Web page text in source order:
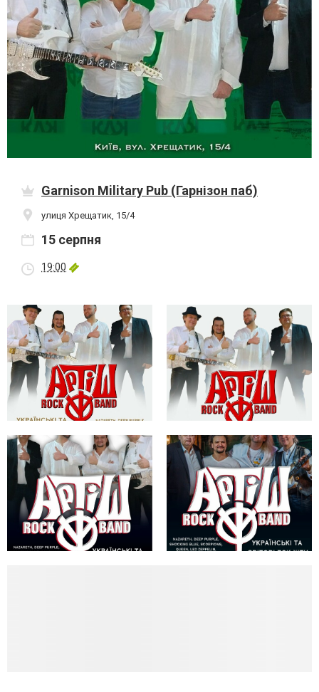
Garnison Military Pub (Гарнізон паб)
улиця Хрещатик, 15/4
15 серпня
19:00